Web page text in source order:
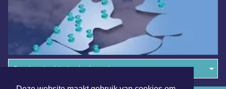
Overige dagbladen in de regio